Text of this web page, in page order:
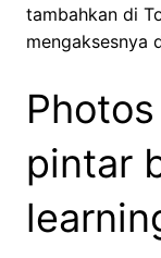
tambahkan di
mengaksesnya
pintar